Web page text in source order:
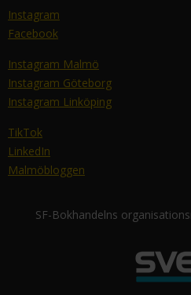
Instagram
Facebook
Instagram Malmö
Instagram Göteborg
Instagram Linköping
TikTok
LinkedIn
Malmöbloggen
SF-Bokhandelns